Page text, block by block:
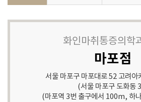
화인마취통증의학
마포점
서울 마포구 마포대로 52 고려아
(서울 마포구 도화동
(마포역 3번 출구에서 100m, 하